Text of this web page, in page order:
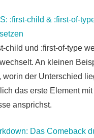
:first-child & :first-of-
child und :first-of-type
An kleinen
worin der Unterschied
das erste Element
ansprichst.
Das Comeback